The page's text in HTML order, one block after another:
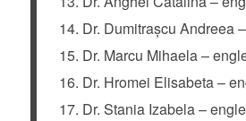
Dr. Dumitrașcu Andreea
Dr. Marcu Mihaela –
Dr. Hromei Elisabeta –
Dr. Stania Izabela –